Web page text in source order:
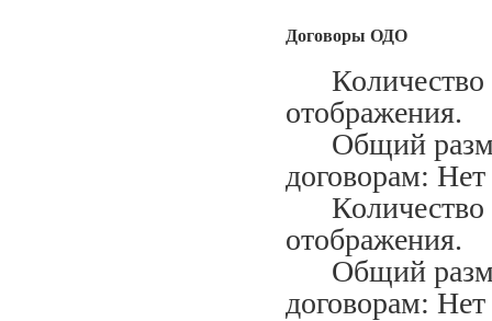
Договоры ОДО
Количество
отображения.
Общий
договорам:
Количество
отображения.
Общий
договорам: